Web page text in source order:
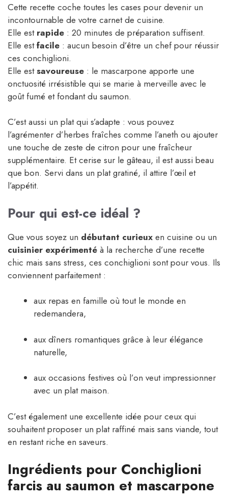
Cette recette coche toutes les cases pour devenir un
incontournable de votre carnet de cuisine.
Elle est rapide : 20 minutes de préparation suffisent.
Elle estfacile : aucun besoin d’être un chef pour réussir
ces conchiglioni.
Elle estsavoureuse : le mascarpone apporte une
onctuosité irrésistible qui se marie à merveille avec le
goût fumé et fondant du saumon.
C’est aussi un plat qui s’adapte : vous pouvez
l’agrémenter d’herbes fraîches comme l’aneth ou ajouter
une touche de zeste de citron pour une fraîcheur
supplémentaire. Et cerise sur le gâteau, il est aussi beau
que bon. Servi dans un plat gratiné, il attire l’œil et
l’appétit.
Pour qui est-ce idéal ?
Que vous soyez un débutant curieux en cuisine ou un
cuisinier expérimenté à la recherche d’une recette
chic mais sans stress, ces conchiglioni sont pour vous. Ils
conviennent parfaitement :
aux repas en famille où tout le monde en
redemandera,
aux dîners romantiques grâce à leur élégance
naturelle,
aux occasions festives où l’on veut impressionner
avec un plat maison.
C’est également une excellente idée pour ceux qui
souhaitent proposer un plat raffiné mais sans viande, tout
en restant riche en saveurs.
Ingrédients pour Conchiglioni
farcis au saumon et mascarpone